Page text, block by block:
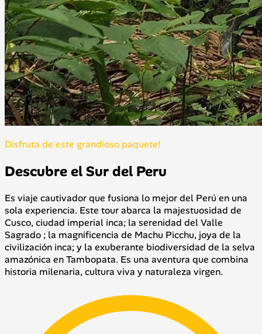
Disfruta de este grandioso paquete!
Descubre el Sur del Peru
Es viaje cautivador que fusiona lo mejor del Perú en una
sola experiencia. Este tour abarca la majestuosidad de
Cusco, ciudad imperial inca; la serenidad del Valle
Sagrado ; la magnificencia de Machu Picchu, joya de la
civilización inca; y la exuberante biodiversidad de la selva
amazónica en Tambopata. Es una aventura que combina
historia milenaria, cultura viva y naturaleza virgen.